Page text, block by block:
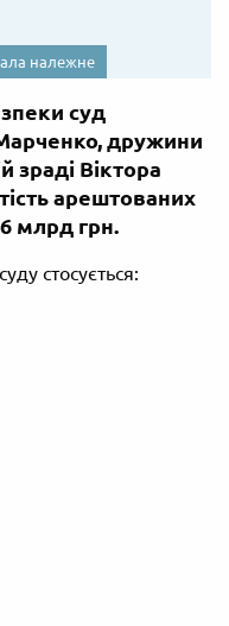
належне
суд
дружини
зраді Віктора
арештованих
млрд грн.
стосується: